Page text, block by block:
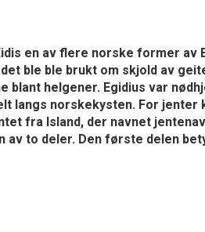
en av flere norske former av
ble ble brukt om skjold av
blant helgener. Egidius var
langs norskekysten. For jenter
fra Island, der navnet
to deler. Den første delen